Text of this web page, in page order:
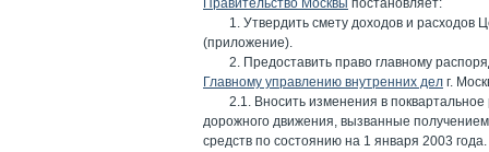
Правительство Москвы постановляет:
1. Утвердить смету доходов и расходов
(приложение).
2. Предоставить право главному
Главному управлению внутренних дел г.
2.1. Вносить изменения в
дорожного движения, вызванные
средств по состоянию на 1 января 2003 года.